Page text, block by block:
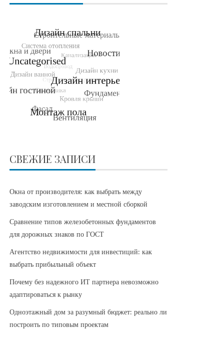
СВЕЖИЕ ЗАПИСИ
Окна от производителя: как выбрать между
заводским изготовлением и местной сборкой
Сравнение типов железобетонных фундаментов
для дорожных знаков по ГОСТ
Агентство недвижимости для инвестиций: как
выбрать прибыльный объект
Почему без надежного ИТ партнера невозможно
адаптироваться к рынку
Одноэтажный дом за разумный бюджет: реально ли
построить по типовым проектам